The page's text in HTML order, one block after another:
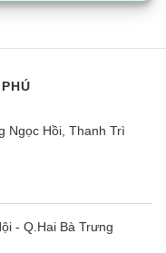
Ngọc Hồi, Thanh Trì
- Q.Hai Bà Trưng